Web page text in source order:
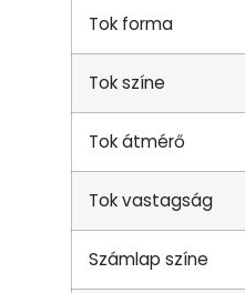
Tok forma
Tok színe
Tok átmérő
Tok vastagság
Számlap színe